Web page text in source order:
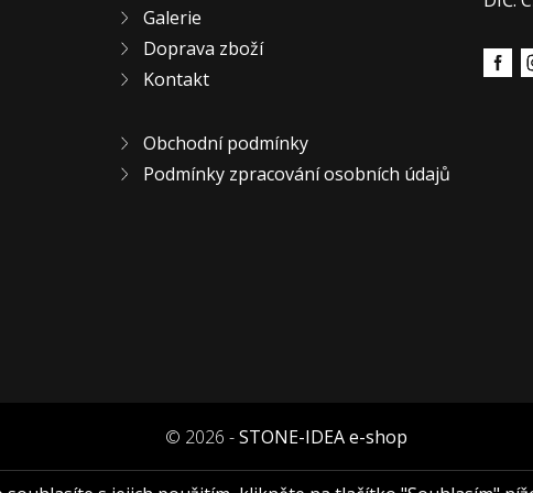
Galerie
Doprava zboží
Kontakt
Obchodní podmínky
Podmínky zpracování osobních údajů
© 2026 -STONE-IDEA e-shop